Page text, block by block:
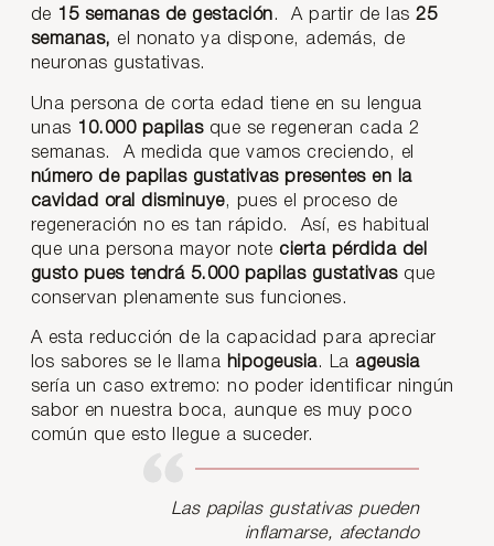
de 15 semanas de gestación . A partir de las25
semanas, el nonato ya dispone, además, de
neuronas gustativas.
Una persona de corta edad tiene en su lengua
unas 10.000 papilas que se regeneran cada 2
semanas. A medida que vamos creciendo, el
número de papilas gustativas presentes en la
cavidad oral disminuye, pues el proceso de
regeneración no es tan rápido. Así, es habitual
que una persona mayor note cierta pérdida del
gusto pues tendrá 5.000 papilas gustativas que
conservan plenamente sus funciones.
A esta reducción de la capacidad para apreciar
los sabores se le llama hipogeusia. La ageusia
sería un caso extremo: no poder identificar ningún
sabor en nuestra boca, aunque es muy poco
común que esto llegue a suceder.
Las papilas gustativas pueden
inflamarse, afectando